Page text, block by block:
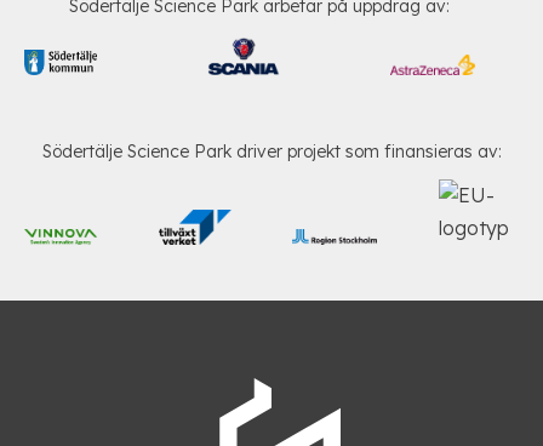
Södertälje Science Park arbetar på uppdrag av:
Södertälje Science Park driver projekt som finansieras av: